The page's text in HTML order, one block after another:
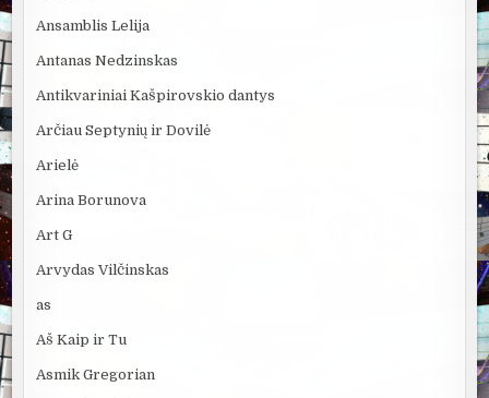
Ansamblis Lelija
Antanas Nedzinskas
Antikvariniai Kašpirovskio dantys
Arčiau Septynių ir Dovilė
Arielė
Arina Borunova
Art G
Arvydas Vilčinskas
as
Aš Kaip ir Tu
Asmik Gregorian